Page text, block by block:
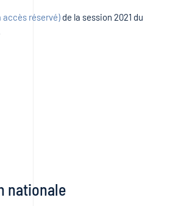
accès réservé) de la session 2021 du
nationale